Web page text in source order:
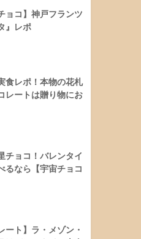
ョコ】神戸フランツ
』レポ
食レポ！本物の花札
レートは贈り物にお
チョコ！バレンタイ
るなら【宇宙チョコ
ート】ラ・メゾン・